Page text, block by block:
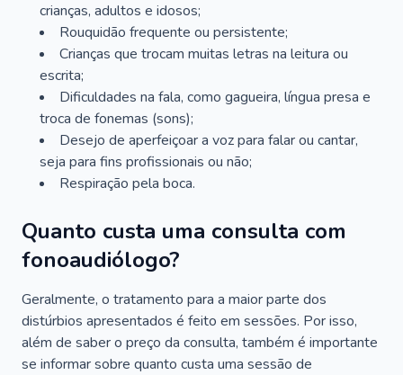
crianças, adultos e idosos;
Rouquidão frequente ou persistente;
Crianças que trocam muitas letras na leitura ou
escrita;
Dificuldades na fala, como gagueira, língua presa e
troca de fonemas (sons);
Desejo de aperfeiçoar a voz para falar ou cantar,
seja para fins profissionais ou não;
Respiração pela boca.
Quanto custa uma consulta com
fonoaudiólogo?
Geralmente, o tratamento para a maior parte dos
distúrbios apresentados é feito em sessões. Por isso,
além de saber o preço da consulta, também é importante
se informar sobre quanto custa uma sessão de